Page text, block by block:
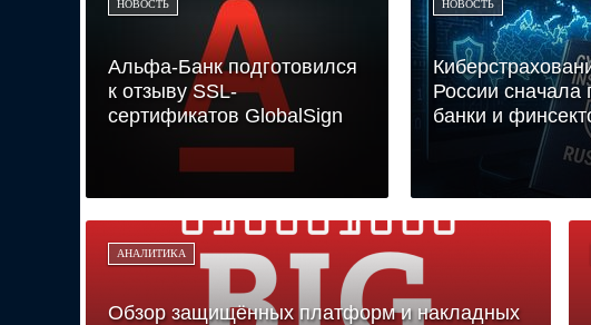
НОВОСТЬ
Альфа-Банк подготовился
к отзыву SSL-
сертификатов GlobalSign
НОВОСТЬ
России сначала
банки и
АНАЛИТИКА
Обзор защищённых платформ и накладных